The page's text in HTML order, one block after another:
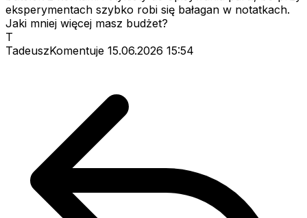
eksperymentach szybko robi się bałagan w notatkach.
Jaki mniej więcej masz budżet?
T
TadeuszKomentuje 15.06.2026 15:54